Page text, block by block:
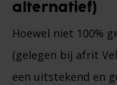
alternatief)
Hoewel niet 100%
(gelegen bij afrit
een uitstekend en